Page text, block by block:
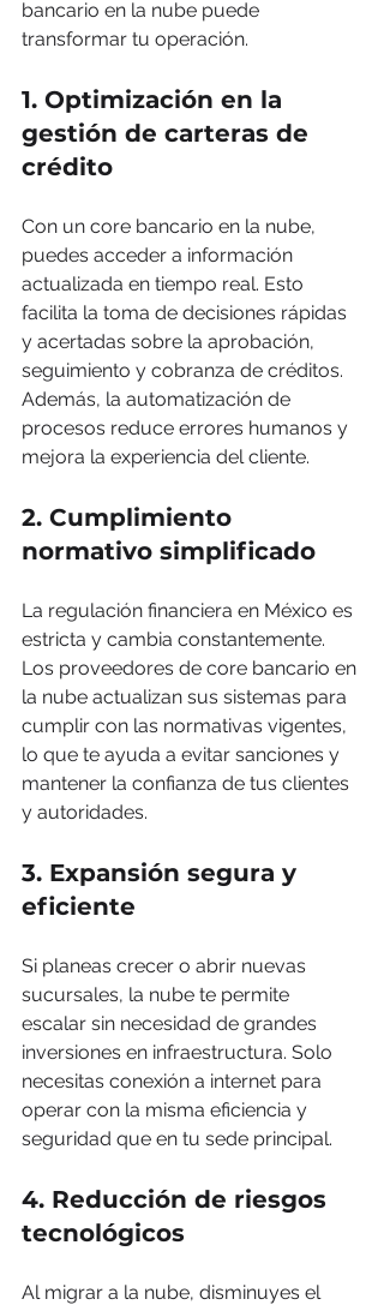
bancario en la nube puede
transformar tu operación.
1. Optimización en la
gestión de carteras de
crédito
Con un core bancario en la nube,
puedes acceder a información
actualizada en tiempo real. Esto
facilita la toma de decisiones rápidas
y acertadas sobre la aprobación,
seguimiento y cobranza de créditos.
Además, la automatización de
procesos reduce errores humanos y
mejora la experiencia del cliente.
2. Cumplimiento
normativo simplificado
La regulación financiera en México es
estricta y cambia constantemente.
Los proveedores de core bancario en
la nube actualizan sus sistemas para
cumplir con las normativas vigentes,
lo que te ayuda a evitar sanciones y
mantener la confianza de tus clientes
y autoridades.
3. Expansión segura y
eficiente
Si planeas crecer o abrir nuevas
sucursales, la nube te permite
escalar sin necesidad de grandes
inversiones en infraestructura. Solo
necesitas conexión a internet para
operar con la misma eficiencia y
seguridad que en tu sede principal.
4. Reducción de riesgos
tecnológicos
Al migrar a la nube, disminuyes el